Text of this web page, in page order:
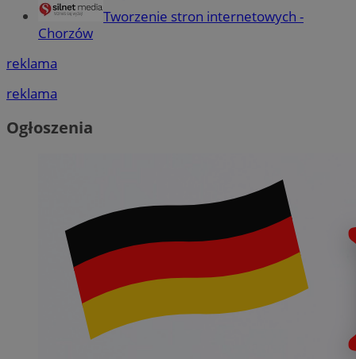
Tworzenie stron internetowych -
Chorzów
reklama
reklama
Ogłoszenia